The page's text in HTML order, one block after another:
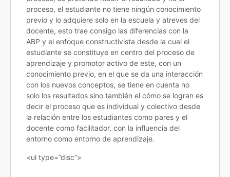
proceso, el estudiante no tiene ningún conocimiento
previo y lo adquiere solo en la escuela y atreves del
docente, esto trae consigo las diferencias con la
ABP y el enfoque constructivista desde la cual el
estudiante se constituye en centro del proceso de
aprendizaje y promotor activo de este, con un
conocimiento previo, en el que se da una interacción
con los nuevos conceptos, se tiene en cuenta no
solo los resultados sino también el cómo se logran es
decir el proceso que es individual y colectivo desde
la relación entre los estudiantes como pares y el
docente como facilitador, con la influencia del
entorno como entorno de aprendizaje.
<ul type=”disc”>